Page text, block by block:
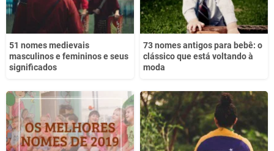
51 nomes medievais
masculinos e femininos e seus
significados
73 nomes antigos para bebê: o
clássico que está voltando à
moda